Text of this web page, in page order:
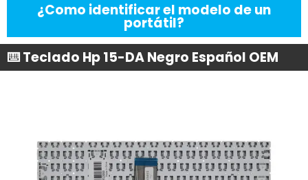
¿Como identificar el modelo de un
portátil?
⌨️ Teclado Hp 15-DA Negro Español OEM